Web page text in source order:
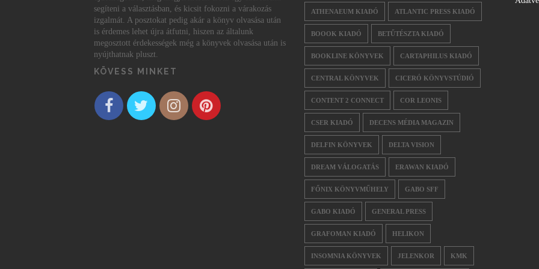
segíteni a választásban, és kicsit fokozni a várakozás
izgalmát. A posztokat pedig akár a könyv olvasása után
is érdemes lehet újra átfutni, hiszen az általunk
megosztott érdekességek még a könyvek olvasása után is
nyújthatnak pluszt.
KÖVESS MINKET
ATHENAEUM KIADÓ ATLANTIC PRESS KIADÓ
BOOOK KIADÓ BETŰTÉSZTA KIADÓ
BOOKLINE KÖNYVEK CARTAPHILUS KIADÓ
CENTRAL KÖNYVEK CICERÓ KÖNYVSTÚDIÓ
CONTENT 2 CONNECT COR LEONIS
CSER KIADÓ DECENS MÉDIA MAGAZIN
DELFIN KÖNYVEK DELTA VISION
DREAM VÁLOGATÁS ERAWAN KIADÓ
FŐNIX KÖNYVMŰHELY GABO SFF
GABO KIADÓ GENERAL PRESS
GRAFOMAN KIADÓ HELIKON
INSOMNIA KÖNYVEK JELENKOR KMK